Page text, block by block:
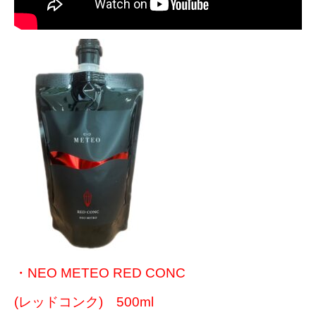
・NEO METEO RED CONC
(レッドコンク) 500ml